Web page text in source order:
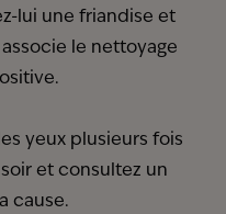
lui une friandise et
le nettoyage
yeux plusieurs fois
et consultez un
cause.